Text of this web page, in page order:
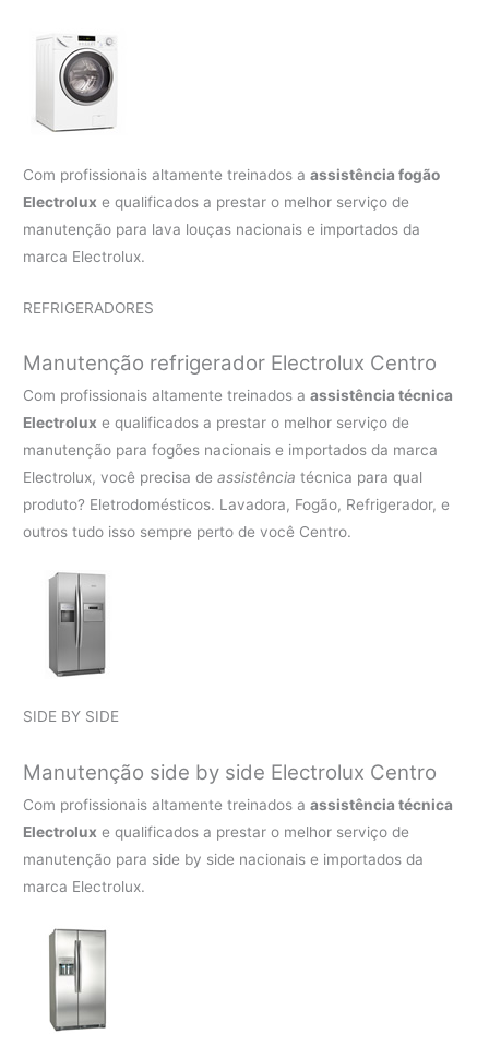
Com profissionais altamente treinados aassistência fogão
Electrolux e qualificados a prestar o melhor serviço de
manutenção para lava louças nacionais e importados da
marca Electrolux.
REFRIGERADORES
Manutenção refrigerador Electrolux Centro
Com profissionais altamente treinados aassistência técnica
Electrolux e qualificados a prestar o melhor serviço de
manutenção para fogões nacionais e importados da marca
Electrolux, você precisa deassistência técnica para qual
produto? Eletrodomésticos. Lavadora, Fogão, Refrigerador, e
outros tudo isso sempre perto de você Centro.
SIDE BY SIDE
Manutenção side by side Electrolux Centro
Com profissionais altamente treinados aassistência técnica
Electrolux e qualificados a prestar o melhor serviço de
manutenção para side by side nacionais e importados da
marca Electrolux.